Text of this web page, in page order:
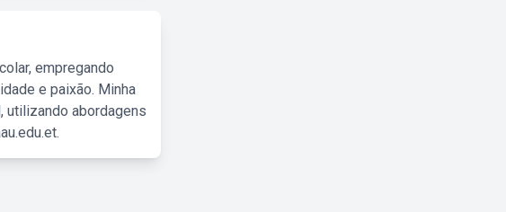
empregando
e paixão. Minha
utilizando abordagens